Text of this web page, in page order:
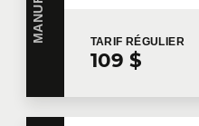
Courriel
TARIF RÉGULIER
109 $